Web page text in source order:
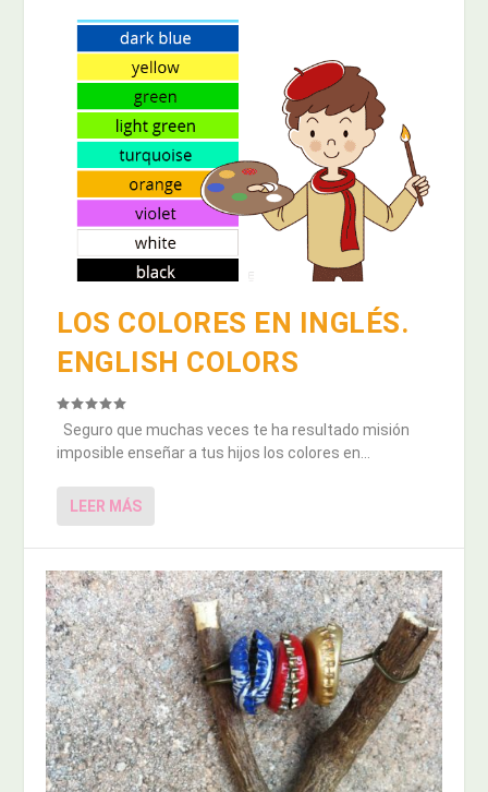
LOS COLORES EN INGLÉS.
ENGLISH COLORS
Seguro que muchas veces te ha resultado misión
imposible enseñar a tus hijos los colores en...
LEER MÁS